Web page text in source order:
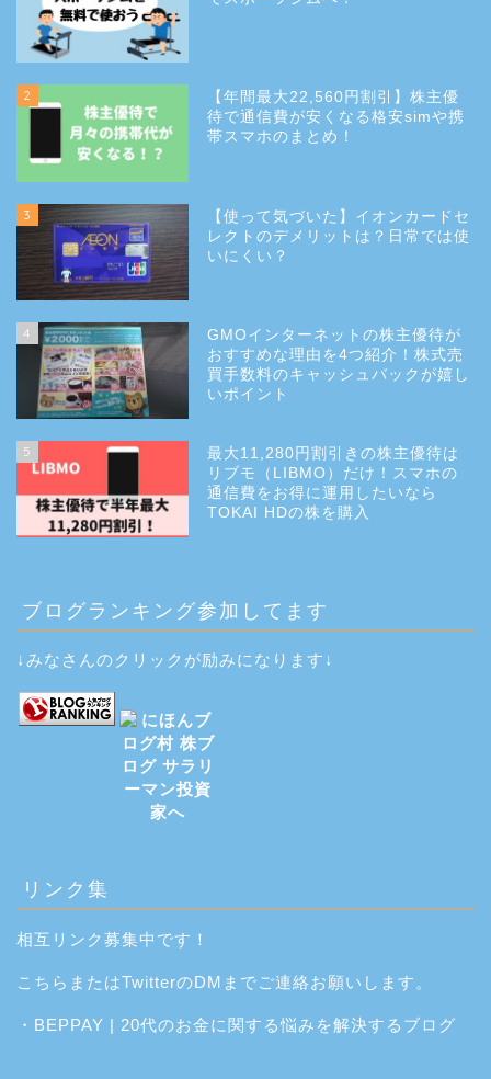
2
【年間最大22,560円割引】株主優
待で通信費が安くなる格安simや携
帯スマホのまとめ！
3
【使って気づいた】イオンカードセ
レクトのデメリットは？日常では使
いにくい？
4
GMOインターネットの株主優待が
おすすめな理由を4つ紹介！株式売
買手数料のキャッシュバックが嬉し
いポイント
5
最大11,280円割引きの株主優待は
リブモ（LIBMO）だけ！スマホの
通信費をお得に運用したいなら
TOKAI HDの株を購入
ブログランキング参加してます
↓みなさんのクリックが励みになります↓
リンク集
相互リンク募集中です！
こちら またはTwitterのDMまでご連絡お願いします。
・ BEPPAY | 20代のお金に関する悩みを解決するブログ